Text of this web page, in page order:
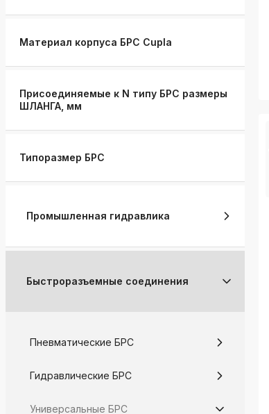
Материал корпуса БРС Cupla
Присоединяемые к N типу БРС размеры
ШЛАНГА, мм
Типоразмер БРС
Промышленная гидравлика
Быстроразъемные соединения
Пневматические БРС
Гидравлические БРС
Универсальные БРС